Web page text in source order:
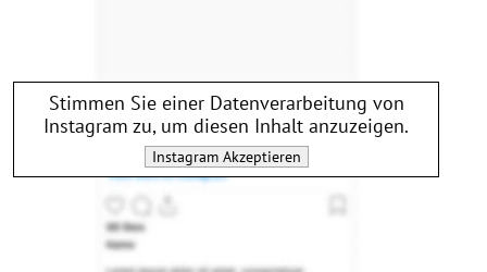
Stimmen Sie einer Datenverarbeitung von
Instagram zu, um diesen Inhalt anzuzeigen.
InstagramAkzeptieren